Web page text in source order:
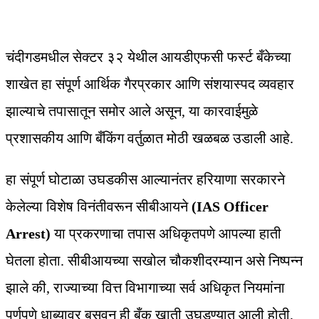
चंदीगडमधील सेक्टर ३२ येथील आयडीएफसी फर्स्ट बँकेच्या
शाखेत हा संपूर्ण आर्थिक गैरप्रकार आणि संशयास्पद व्यवहार
झाल्याचे तपासातून समोर आले असून, या कारवाईमुळे
प्रशासकीय आणि बँकिंग वर्तुळात मोठी खळबळ उडाली आहे.
हा संपूर्ण घोटाळा उघडकीस आल्यानंतर हरियाणा सरकारने
केलेल्या विशेष विनंतीवरून सीबीआयने(IAS Officer
Arrest)या प्रकरणाचा तपास अधिकृतपणे आपल्या हाती
घेतला होता. सीबीआयच्या सखोल चौकशीदरम्यान असे निष्पन्न
झाले की, राज्याच्या वित्त विभागाच्या सर्व अधिकृत नियमांना
पूर्णपणे धाब्यावर बसवून ही बँक खाती उघडण्यात आली होती.